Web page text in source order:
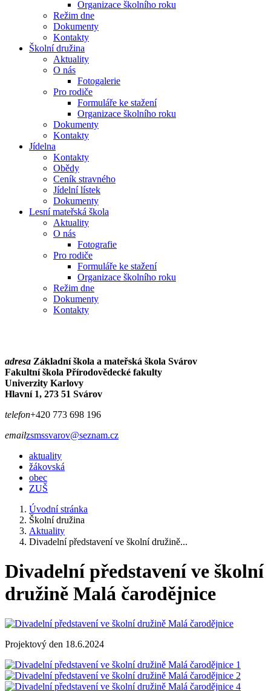
Organizace školního roku
Režim dne
Dokumenty
Kontakty
Školní družina
Aktuality
O nás
Fotogalerie
Pro rodiče
Formuláře ke stažení
Organizace školního roku
Dokumenty
Kontakty
Jídelna
Kontakty
Obědy
Ceník stravného
Jídelní lístek
Dokumenty
Lesní mateřská škola
Aktuality
O nás
Fotografie
Pro rodiče
Formuláře ke stažení
Organizace školního roku
Režim dne
Dokumenty
Kontakty
adresa Základní škola a mateřská škola Svárov
Fakultní škola Přírodovědecké fakulty
Univerzity Karlovy
Hlavní 1, 273 51 Svárov
telefon+420 773 698 196
emailzsmssvarov@seznam.cz
aktuality
žákovská
obec
ZUŠ
Úvodní stránka
Školní družina
Aktuality
Divadelní představení ve školní družině...
Divadelní představení ve školní
družině Malá čarodějnice
Projektový den 18.6.2024